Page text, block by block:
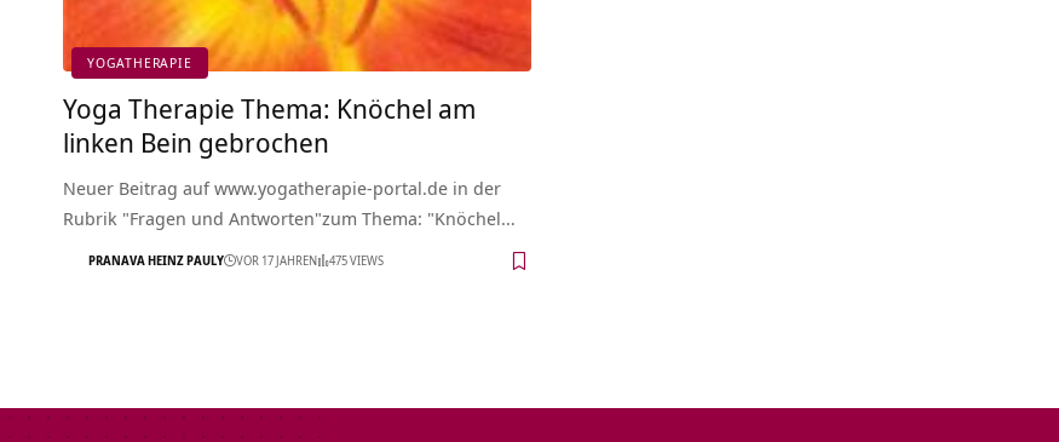
YOGATHERAPIE
Yoga Therapie Thema: Knöchel am
linken Bein gebrochen
Neuer Beitrag auf www.yogatherapie-portal.de in der
Rubrik "Fragen und Antworten"zum Thema: "Knöchel…
PRANAVA HEINZ PAULY VOR 17 JAHREN 475 VIEWS